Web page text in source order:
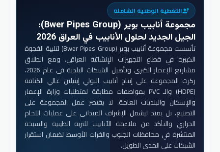
engineeringالتغطية الوطنية الشاملة
مجموعة أنابيب بوير (Bwer Pipes Group)
:
الجيل الجديد لحلول الأنابيب في العراق 2026
تأسست مجموعة أنابيب بوير (Bwer Pipes Group) لتلبية الفجوة
الكبيرة في قطاع التجهيزات الإنشائية العراقي. ومع انطلاق
مشاريع الإعمار الكبرى وتأهيل الشبكات البلدية في عام 2026،
ركزت المجموعة على إنتاج أنابيب البولي إيثيلين عالي الكثافة
(HDPE) والـ PVC بمواصفات مطابقة لمتطلبات وزارة الإعمار
والإسكان والبلديات العامة. لا يقتصر عمل المجموعة على
التصنيع، بل يمتد ليشمل الإشراف الميداني على عمليات اللحام
الحراري والتأكد من ملاءمة الأنابيب للتربة الطينية والسبخة
المنتشرة في محافظات الجنوب والفرات الأوسط لضمان استقرار
الشبكات على المدى الطويل.